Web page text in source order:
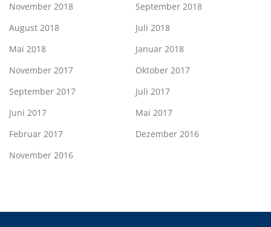
November 2018
September 2018
August 2018
Juli 2018
Mai 2018
Januar 2018
November 2017
Oktober 2017
September 2017
Juli 2017
Juni 2017
Mai 2017
Februar 2017
Dezember 2016
November 2016